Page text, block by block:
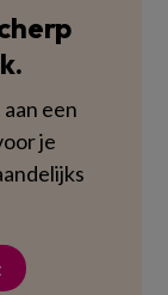
een
je